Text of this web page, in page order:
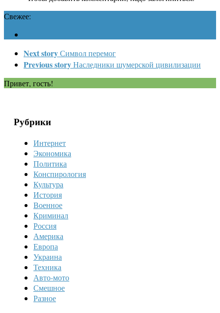
Свежее:
Next storyСимвол перемог
Previous storyНаследники шумерской цивилизации
Привет, гость!
Рубрики
Интернет
Экономика
Политика
Конспирология
Культура
История
Военное
Криминал
Россия
Америка
Европа
Украина
Техника
Авто-мото
Смешное
Разное